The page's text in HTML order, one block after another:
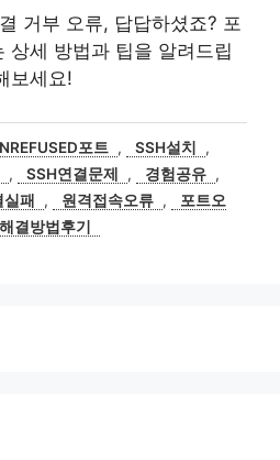
거부 오류, 답답하셨죠? 포
상세 방법과 팁을 알려드립
보세요!
포트 , SSH설치
,
, SSH연결문제 , 경험공유 ,
패 , 원격접속오류 ,
포트오
해결방법후기